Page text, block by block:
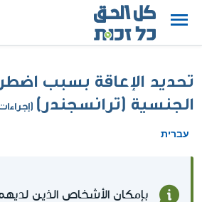
تحديد الإعاقة بسبب
الجنسية (ترانسجندر)
עברית
بإمكان الأشخاص الذين